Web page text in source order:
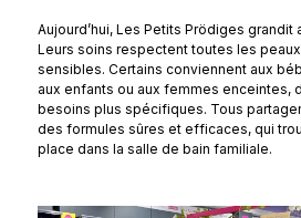
Aujourd’hui, Les Petits Prödiges
Leurs soins respectent toutes les
sensibles. Certains conviennent aux
aux enfants ou aux femmes enceintes,
besoins plus spécifiques. Tous
des formules sûres et efficaces, qui
place dans la salle de bain familiale.